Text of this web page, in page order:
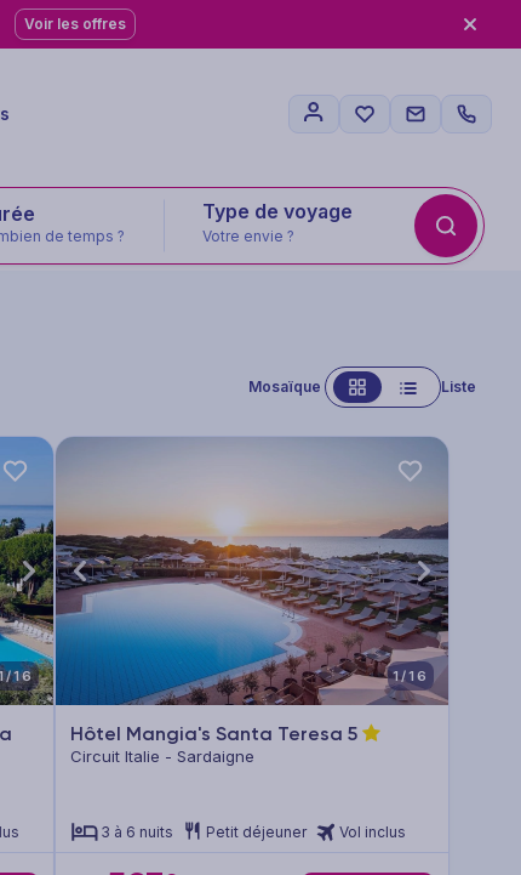
Voir les offres
de temps ?
Type de voyage
Votre envie ?
Mosaïque Liste
16 1/16
Hôtel Mangia's Santa Teresa 5
Circuit Italie - Sardaigne
3 à 6 nuits Petit déjeuner Vol inclus